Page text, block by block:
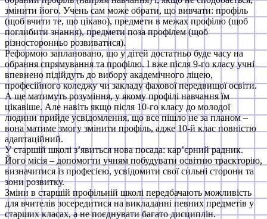
змінити його. Учень сам може обрати, що вивчати: профіль
(щоб вчити те, що цікаво), предмети в межах профілю (щоб
поглибити знання), предмети поза профілем (щоб
різносторонньо розвиватися).
Реформою заплановано, що у дітей достатньо буде часу на
обрання спрямування та профілю. І вже після 9-го класу учні
впевнено підійдуть до вибору академічного ліцею,
професійного коледжу чи закладу фахової передвищої освіти.
А ще матимуть розуміння, у якому профілі навчання їм
цікавіше. Але навіть якщо після 10-го класу до молодої
людини прийде усвідомлення, що все пішло не за планом –
вона матиме змогу змінити профіль, адже 10-й клас повністю
адаптаційний.
У старшій школі з’явиться нова посада: кар’єрний радник.
Його місія – допомогти учням побудувати освітню траєкторію,
визначитися із професією, усвідомити свої сильні сторони та
зони розвитку.
Зміни в старшій профільній школі передбачають можливість
для вчителів зосередитися на викладанні певних предметів у
старших класах, а не поєднувати багато дисциплін.